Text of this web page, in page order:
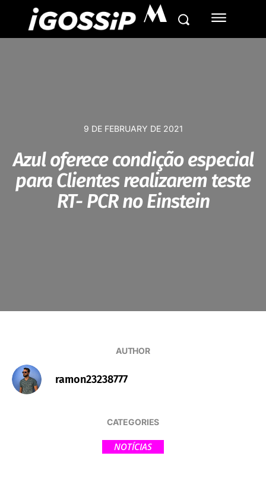
M
9 DE FEBRUARY DE 2021
Azul oferece condição especial
para Clientes realizarem teste
RT- PCR no Einstein
AUTHOR
ramon23238777
CATEGORIES
NOTÍCIAS